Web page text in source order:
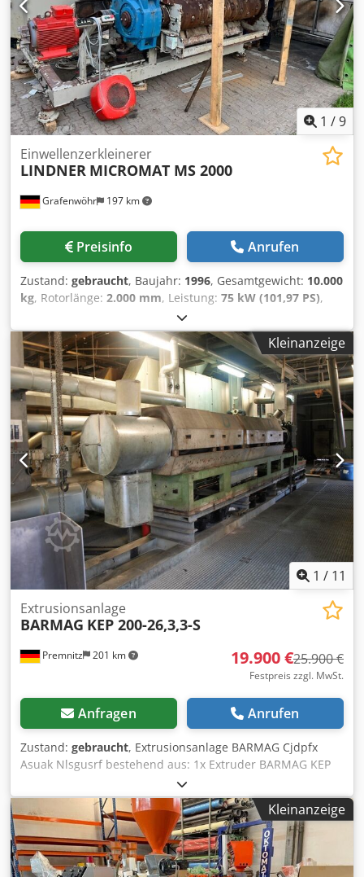
1 /9
Grafenwöhr 197 km
Einwellenzerkleinerer
LINDNER MICROMAT MS 2000
Preisinfo Anrufen
Zustand: gebraucht, Baujahr: 1996, Gesamtgewicht: 10.000
kg, Rotorlänge: 2.000 mm, Leistung: 75 kW (101,97 PS),
, Lindner Micromat MS 2000
Antriebsmotor : 75 kW ,400 V/50 Hz Schaltschrank:
komplett Stern/Dreieck Rotordrehzahl: bei 50 Hz ca. 80
U/min. Rotormesser: 104 Stk. Neu Rotormesserform:
43x43x19,5 mm Einfuelloeffnung: LxB 2030 x 1650 mm
Rotorlaenge: 2030 mm Rotorflugkreis: 560 mm
Abstreifkamm:ja Credpfswtbyxsx Agujf Gegenmesser: ja
Hydraulikaggregat: komplett Hydraulikzylinder
Siebkassette:Siebe 50x50 mm Gesamtgewicht ca. 9,5 t
Abmessungen LxBxH mm: ca.4520 x2970 x 2660 mm
Besichtigung und Probelauf nach Vereinbarung moeglich.
inkl. Trichter Lieferzeit: sofort
Kleinanzeige
1 / 11
Premnitz 201 km
Extrusionsanlage
BARMAG KEP 200-26,3,3-S
19.900 €25.900 €
Festpreis zzgl. MwSt.
Anfragen Anrufen
Zustand: gebraucht, Extrusionsanlage BARMAG Cjdpfx
Asuak Nlsgusrf bestehend aus: 1x Extruder BARMAG KEP
200-26,3,3-S 1x Übersetzungsgetriebe KNÖDLER FZ 6000
2_Z-ED 200 - NEU Bj. 2016 1x Antriebsmotor SIEMENS
1GG6208 mit Fremdlüftung 470V, 468A, 206kw, 2600U/min,
Err. 310V, 6,8A - NEU Bj. 2015 1x Steuereinheit 1x
Dosierheit SCHOLZ inlk. Aufgabetrichter mit
Füllstandssensor - Bj. 2004 Anlagenmerkmale: -
Kleinanzeige